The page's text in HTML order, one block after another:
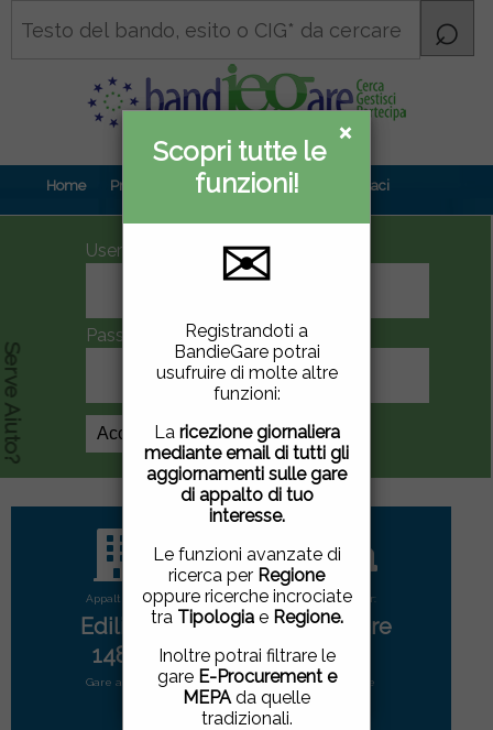
×
Informativa
privacy
Questo sito utilizza
cookie di terze parti per
migliorare la tua
esperienza di utilizzo. Se
vuoi saperne di più
qui .
Chiudendo questa
finestra, scorrendo questa
pagina, cliccando su un
link o proseguendo la
navigazione in altra
maniera, acconsenti
all'uso dei cookie.
ACCETTO |NON
ACCETTO
×
Scopri tutte le
funzioni!
✉
Registrandoti a
BandieGare potrai
usufruire di molte altre
funzioni:
La ricezione giornaliera
mediante email di tutti gli
aggiornamenti sulle gare
di appalto di tuo
interesse.
Le funzioni avanzate di
ricerca per Regione
oppure ricerche incrociate
tra Tipologiae Regione.
Inoltre potrai filtrare le
gare E-Procurement e
MEPAda quelle
tradizionali.
Home Prova gratuita Contenuti Contattaci
UserID
Password
Crea Account
Serve Aiuto?
Appalti per:
Edilizia
1486
Gare attive
Appalti per:
Forniture
2799
Gare attive